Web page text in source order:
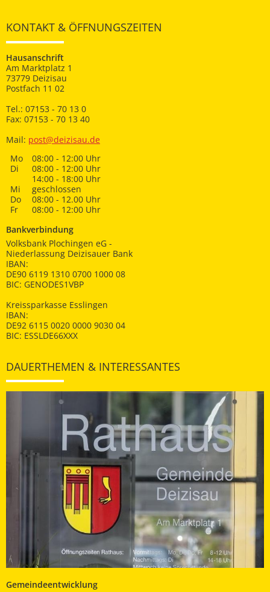
KONTAKT & ÖFFNUNGSZEITEN
Hausanschrift
Am Marktplatz 1
73779 Deizisau
Postfach 11 02
Tel.: 07153 - 70 13 0
Fax: 07153 - 70 13 40
Mail: post@deizisau.de
Mo
08:00 - 12:00 Uhr
Di
08:00 - 12:00 Uhr
14:00 - 18:00 Uhr
Mi
geschlossen
Do
08:00 - 12.00 Uhr
Fr
08:00 - 12:00 Uhr
Bankverbindung
Volksbank Plochingen eG -
Niederlassung Deizisauer Bank
IBAN:
DE90 6119 1310 0700 1000 08
BIC: GENODES1VBP
Kreissparkasse Esslingen
IBAN:
DE92 6115 0020 0000 9030 04
BIC: ESSLDE66XXX
DAUERTHEMEN & INTERESSANTES
Gemeindeentwicklung